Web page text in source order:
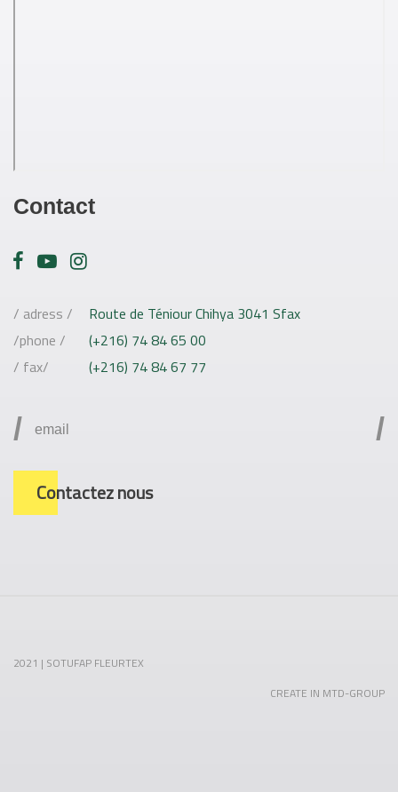
Contact
/ adress /
Route de Téniour Chihya 3041 Sfax
/phone /
(+216) 74 84 65 00
/ fax/
(+216) 74 84 67 77
/ /
Contactez nous
2021 | SOTUFAP FLEURTEX
CREATE IN MTD-GROUP